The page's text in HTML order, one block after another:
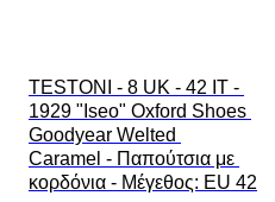
TESTONI - 8 UK - 42 IT -
1929 "Iseo" Oxford Shoes
Goodyear Welted
Caramel - Παπούτσια με
κορδόνια - Mέγεθος: EU 42